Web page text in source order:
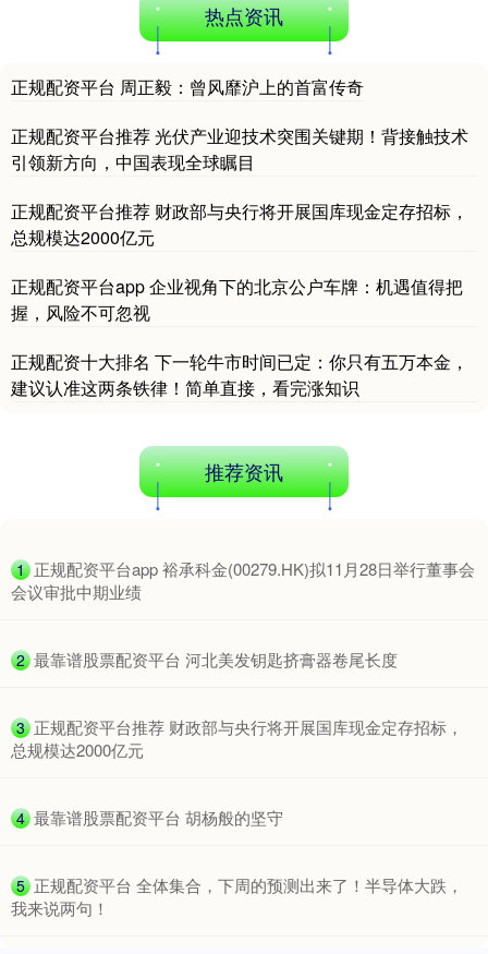
热点资讯
正规配资平台 周正毅：曾风靡沪上的首富传奇
正规配资平台推荐 光伏产业迎技术突围关键期！背接触技术
引领新方向，中国表现全球瞩目
正规配资平台推荐 财政部与央行将开展国库现金定存招标，
总规模达2000亿元
正规配资平台app 企业视角下的北京公户车牌：机遇值得把
握，风险不可忽视
正规配资十大排名 下一轮牛市时间已定：你只有五万本金，
建议认准这两条铁律！简单直接，看完涨知识
推荐资讯
1 ​正规配资平台app 裕承科金(00279.HK)拟11月28日举行董事会
会议审批中期业绩
2 ​最靠谱股票配资平台 河北美发钥匙挤膏器卷尾长度
3 ​正规配资平台推荐 财政部与央行将开展国库现金定存招标，
总规模达2000亿元
4 ​最靠谱股票配资平台 胡杨般的坚守
5 ​正规配资平台 全体集合，下周的预测出来了！半导体大跌，
我来说两句！